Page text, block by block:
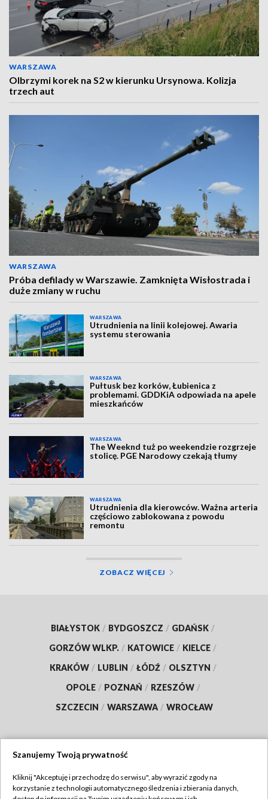
WARSZAWA
Olbrzymi korek na S2 w kierunku Ursynowa. Kolizja
trzech aut
WARSZAWA
Próba defilady w Warszawie. Zamknięta Wisłostrada i
duże zmiany w ruchu
WARSZAWA
Utrudnienia na linii kolejowej. Awaria
systemu sterowania
WARSZAWA
Pułtusk bez korków, Łubienica z
problemami. GDDKiA odpowiada na apele
mieszkańców
WARSZAWA
The Weeknd tuż po weekendzie rozgrzeje
stolicę. PGE Narodowy czekają tłumy
WARSZAWA
Utrudnienia dla kierowców. Ważna arteria
częściowo zablokowana z powodu
remontu
ZOBACZ WIĘCEJ
BIAŁYSTOK / BYDGOSZCZ / GDAŃSK /
GORZÓW WLKP. / KATOWICE / KIELCE /
KRAKÓW / LUBLIN / ŁÓDŹ / OLSZTYN /
OPOLE / POZNAŃ / RZESZÓW /
SZCZECIN / WARSZAWA / WROCŁAW
TVP
Szanujemy Twoją prywatność
Kliknij "Akceptuję i przechodzę do serwisu", aby wyrazić zgody na
korzystanie z technologii automatycznego śledzenia i zbierania danych,